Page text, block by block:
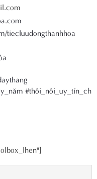
tiecluudongthanhhoa
#thôi_nôi_uy_tín_ch